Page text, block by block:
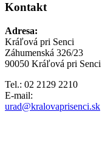
Kontakt
Adresa:
Kráľová pri Senci
Záhumenská 326/23
90050 Kráľová pri Senci
Tel.: 02 2129 2210
E-mail:
urad@kralovaprisenci.sk